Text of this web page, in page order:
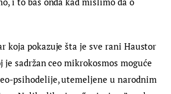
koja pokazuje šta je sve rani Haustor
je sadržan ceo mikrokosmos moguće
psihodelije, utemeljene u narodnim